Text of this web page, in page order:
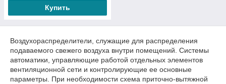
Мы всегда рады выслушать вашу задачу и предложить
Купить
Воздухораспределители, служащие для распределения
подаваемого свежего воздуха внутри помещений. Системы
автоматики, управляющие работой отдельных элементов
вентиляционной сети и контролирующие ее основные
параметры. При необходимости схема приточно-вытяжной